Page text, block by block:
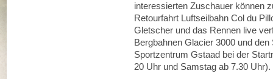
interessierten Zuschauer können
Retourfahrt Luftseilbahn Col du
Gletscher und das Rennen live
Bergbahnen Glacier 3000 und
Sportzentrum Gstaad bei der
20 Uhr und Samstag ab 7.30 Uhr).